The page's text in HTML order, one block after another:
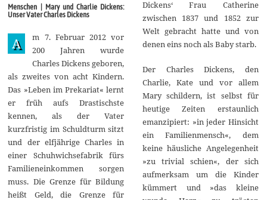
u
a
r
2
0
Menschen | Mary und Charlie Dickens:
Unser Vater Charles Dickens
A
m 7. Februar 2012 vor
200 Jahren wurde
Charles Dickens geboren,
als zweites von acht Kindern.
Das »Leben im Prekariat« lernt
er früh aufs Drastischste
kennen, als der Vater
kurzfristig im Schuldturm sitzt
und der elfjährige Charles in
einer Schuhwichsefabrik fürs
Familieneinkommen sorgen
muss. Die Grenze für Bildung
heißt Geld, die Grenze für
Dickens‘ Frau Catherine
zwischen 1837 und 1852 zur
Welt gebracht hatte und von
denen eins noch als Baby starb.
Der Charles Dickens, den
Charlie, Kate und vor allem
Mary schildern, ist selbst für
heutige Zeiten erstaunlich
emanzipiert: »in jeder Hinsicht
ein Familienmensch«, dem
keine häusliche Angelegenheit
»zu trivial schien«, der sich
aufmerksam um die Kinder
kümmert und »das kleine